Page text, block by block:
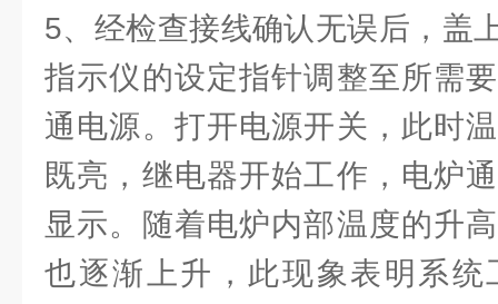
5、经检查接线确认无误后，盖
指示仪的设定指针调整至所需
通电源。打开电源开关，此时
既亮，继电器开始工作，电炉
显示。随着电炉内部温度的升
也逐渐上升，此现象表明系统